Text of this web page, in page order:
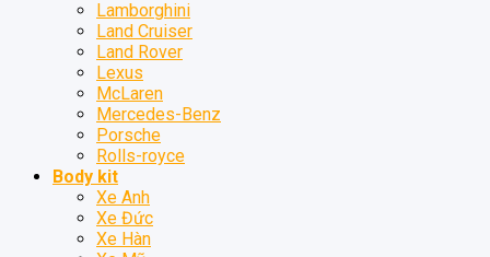
Lamborghini
Land Cruiser
Land Rover
Lexus
McLaren
Mercedes-Benz
Porsche
Rolls-royce
Body kit
Xe Anh
Xe Đức
Xe Hàn